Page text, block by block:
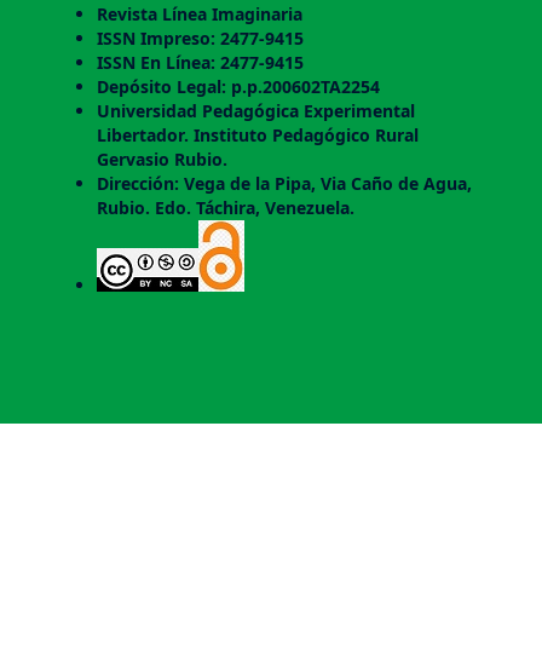
Revista Línea Imaginaria
ISSN Impreso: 2477-9415
ISSN En Línea: 2477-9415
Depósito Legal: p.p.200602TA2254
Universidad Pedagógica Experimental
Libertador. Instituto Pedagógico Rural
Gervasio Rubio.
Dirección: Vega de la Pipa, Via Caño de Agua,
Rubio. Edo. Táchira, Venezuela.